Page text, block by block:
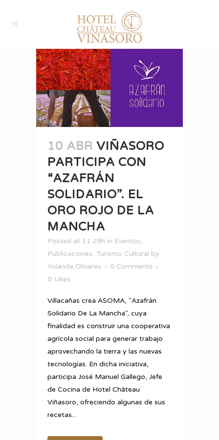
10 ABR VIÑASORO
PARTICIPA CON
“AZAFRÁN
SOLIDARIO”. EL
ORO ROJO DE LA
MANCHA
Posted at 11:29h in Eventos,
Publicaciones, Turismo Cultural by
Yolanda Olivares
0 Comments
0 Likes
Villacañas crea ASOMA, "Azafrán
Solidario De La Mancha", cuya
finalidad es construir una cooperativa
agrícola social para generar trabajo
aprovechando la tierra y las nuevas
tecnologías. En dicha iniciativa,
participa José Manuel Gallego, Jefe
de Cocina de Hotel Château
Viñasoro, ofreciendo algunas de sus
recetas...